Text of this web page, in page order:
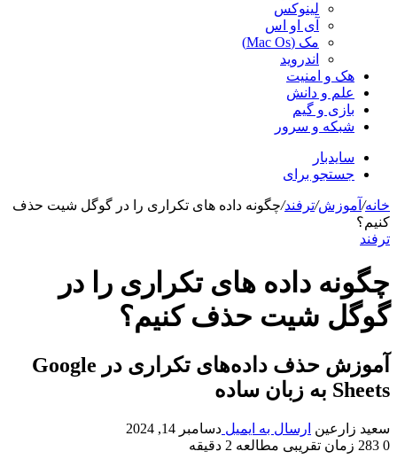
لینوکس
آی او اس
مک (Mac Os)
اندروید
هک و امنیت
علم و دانش
بازی و گیم
شبکه و سرور
سایدبار
جستجو برای
خانه/ آموزش/ترفند/چگونه داده های تکراری را در گوگل شیت حذف
کنیم؟
ترفند
چگونه داده های تکراری را در
گوگل شیت حذف کنیم؟
آموزش حذف داده‌های تکراری در Google
Sheets به زبان ساده
سعید زارعین ارسال به ایمیل دسامبر 14, 2024
0
زمان تقریبی مطالعه 2 دقیقه